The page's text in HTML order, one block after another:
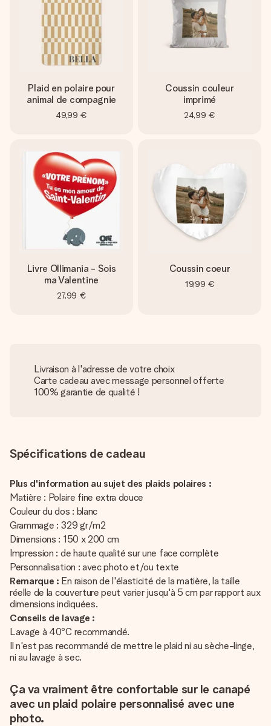
Plaid en polaire pour
animal de compagnie
49,99 €
Coussin couleur
imprimé
24,99 €
Livre Ollimania - Sois
ma Valentine
27,99 €
Coussin coeur
19,99 €
Livraison à l'adresse de votre choix
Carte cadeau avec message personnel offerte
100% garantie de qualité !
Spécifications de cadeau
Plus d'information au sujet des plaids polaires :
Matière : Polaire fine extra douce
Couleur du dos : blanc
Grammage : 329 gr/m2
Dimensions : 150 x 200 cm
Impression : de haute qualité sur une face complète
Personnalisation : avec photo et/ou texte
Remarque : En raison de l'élasticité de la matière, la taille
réelle de la couverture peut varier jusqu'à 5 cm par rapport aux
dimensions indiquées.
Conseils de lavage :
Lavage à 40ºC recommandé.
Il n'est pas recommandé de mettre le plaid ni au sèche-linge,
ni au lavage à sec.
Ça va vraiment être confortable sur le canapé
avec un plaid polaire personnalisé avec une
photo.